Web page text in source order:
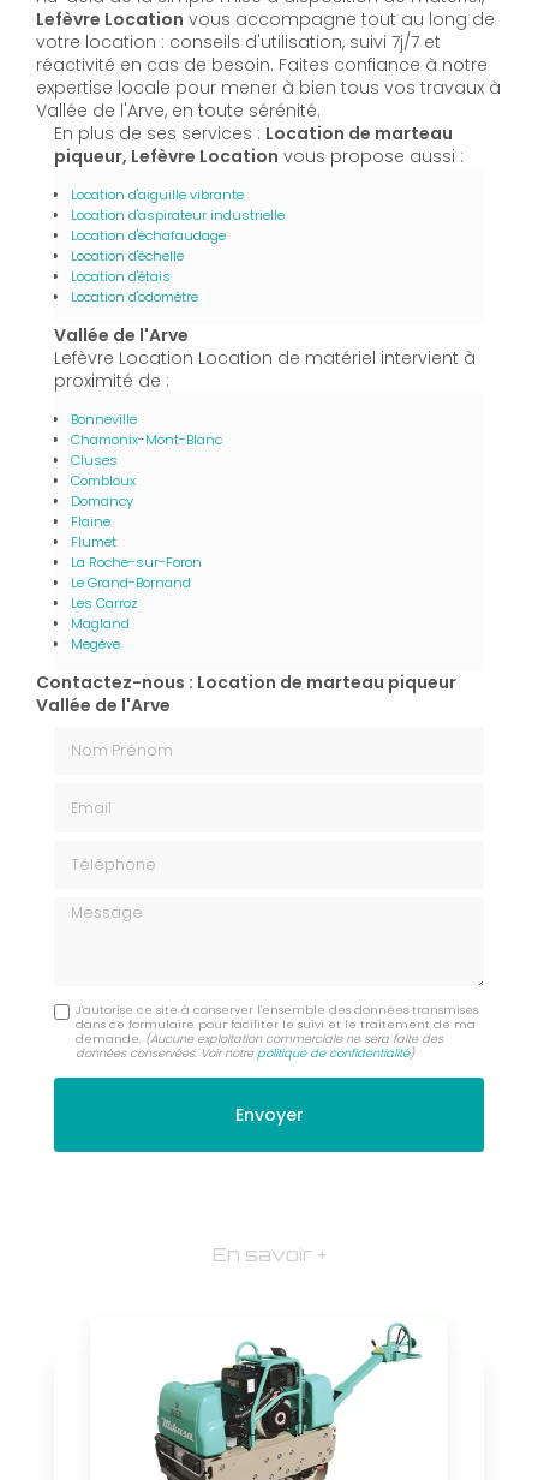
Lefèvre Location vous accompagne tout au long de
votre location : conseils d'utilisation, suivi 7j/7 et
réactivité en cas de besoin. Faites confiance à notre
expertise locale pour mener à bien tous vos travaux à
Vallée de l'Arve, en toute sérénité.
En plus de ses services : Location de marteau
piqueur, Lefèvre Location vous propose aussi :
Location d'aiguille vibrante
Location d'aspirateur industrielle
Location d'échafaudage
Location d'échelle
Location d'étais
Location d'odomètre
Vallée de l'Arve
Lefèvre Location Location de matériel intervient à
proximité de :
Bonneville
Chamonix-Mont-Blanc
Cluses
Combloux
Domancy
Flaine
Flumet
La Roche-sur-Foron
Le Grand-Bornand
Les Carroz
Magland
Megève
Contactez-nous : Location de marteau piqueur
Vallée de l'Arve
Message
J'autorise ce site à conserver l'ensemble des données transmises
dans ce formulaire pour faciliter le suivi et le traitement de ma
demande. (Aucune exploitation commerciale ne sera faite des
données conservées. Voir notrepolitique de confidentialité)
En savoir +